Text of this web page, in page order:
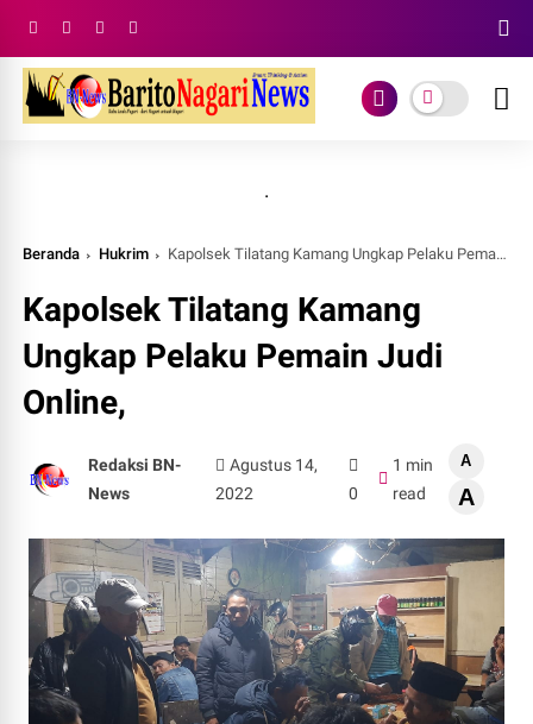
.
Beranda Hukrim Kapolsek Tilatang Kamang Ungkap Pelaku Pemain Judi Online,
Kapolsek Tilatang Kamang
Ungkap Pelaku Pemain Judi
Online,
Redaksi BN-
News
Agustus 14,
2022
0
1 min
read
A
A